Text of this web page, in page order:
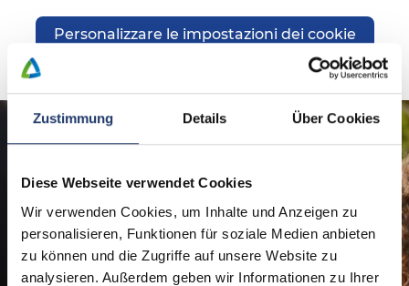
Zustimmung Details Über Cookies
Diese Webseite verwendet Cookies
Wir verwenden Cookies, um Inhalte und Anzeigen zu
personalisieren, Funktionen für soziale Medien anbieten
zu können und die Zugriffe auf unsere Website zu
analysieren. Außerdem geben wir Informationen zu Ihrer
Personalizzare le impostazioni dei cookie
Regala i momenti più belli
Utilizzabile in tutti i 48
LeadingCampings in 10 Paesi europei.
Regala gioia e fai nascere la voglia di
partire!